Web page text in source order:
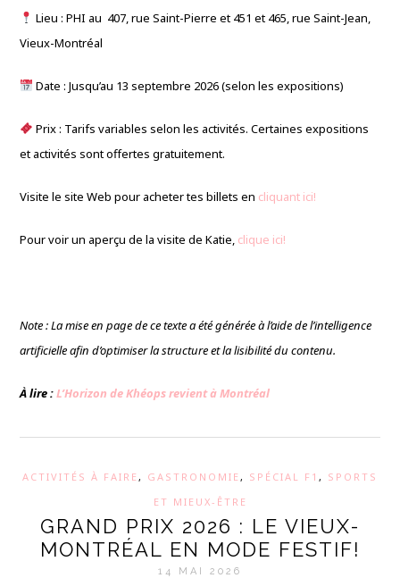
Lieu : PHI au 407, rue Saint-Pierre et 451 et 465, rue Saint-Jean,
Vieux-Montréal
Date : Jusqu’au 13 septembre 2026 (selon les expositions)
Prix : Tarifs variables selon les activités. Certaines expositions
et activités sont offertes gratuitement.
Visite le site Web pour acheter tes billets en cliquant ici!
Pour voir un aperçu de la visite de Katie, clique ici!
Note : La mise en page de ce texte a été générée à l’aide de l’intelligence
artificielle afin d’optimiser la structure et la lisibilité du contenu.
À lire :L’Horizon de Khéops revient à Montréal
ACTIVITÉS À FAIRE , GASTRONOMIE , SPÉCIAL F1 , SPORTS
ET MIEUX-ÊTRE
GRAND PRIX 2026 : LE VIEUX-
MONTRÉAL EN MODE FESTIF!
14 MAI 2026